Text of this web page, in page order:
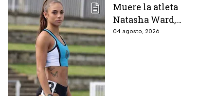
Muere la atleta
Natasha Ward,
promesa del atletismo
04 agosto, 2026